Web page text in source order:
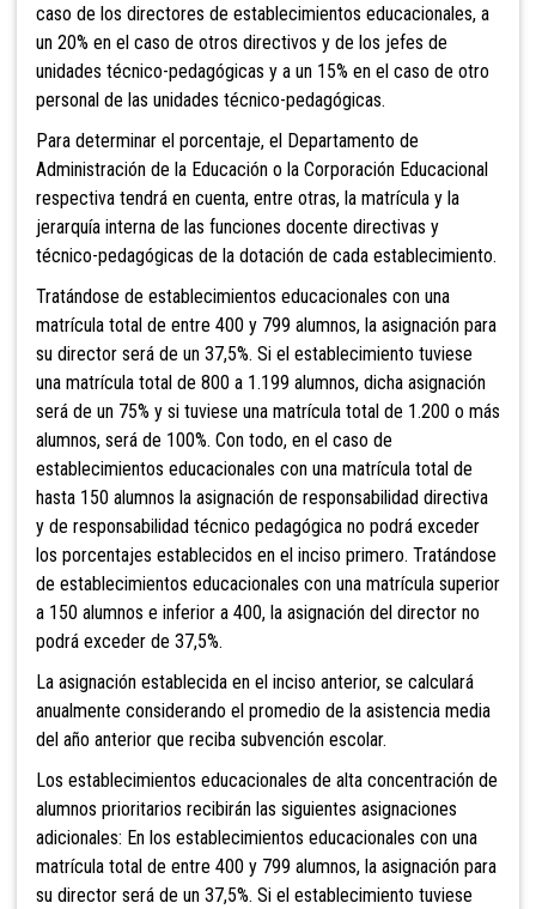
caso de los directores de establecimientos educacionales, a
un 20% en el caso de otros directivos y de los jefes de
unidades técnico-pedagógicas y a un 15% en el caso de otro
personal de las unidades técnico-pedagógicas.
Para determinar el porcentaje, el Departamento de
Administración de la Educación o la Corporación Educacional
respectiva tendrá en cuenta, entre otras, la matrícula y la
jerarquía interna de las funciones docente directivas y
técnico-pedagógicas de la dotación de cada establecimiento.
Tratándose de establecimientos educacionales con una
matrícula total de entre 400 y 799 alumnos, la asignación para
su director será de un 37,5%. Si el establecimiento tuviese
una matrícula total de 800 a 1.199 alumnos, dicha asignación
será de un 75% y si tuviese una matrícula total de 1.200 o más
alumnos, será de 100%. Con todo, en el caso de
establecimientos educacionales con una matrícula total de
hasta 150 alumnos la asignación de responsabilidad directiva
y de responsabilidad técnico pedagógica no podrá exceder
los porcentajes establecidos en el inciso primero. Tratándose
de establecimientos educacionales con una matrícula superior
a 150 alumnos e inferior a 400, la asignación del director no
podrá exceder de 37,5%.
La asignación establecida en el inciso anterior, se calculará
anualmente considerando el promedio de la asistencia media
del año anterior que reciba subvención escolar.
Los establecimientos educacionales de alta concentración de
alumnos prioritarios recibirán las siguientes asignaciones
adicionales: En los establecimientos educacionales con una
matrícula total de entre 400 y 799 alumnos, la asignación para
su director será de un 37,5%. Si el establecimiento tuviese